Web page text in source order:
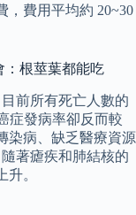
，費用平均約 20~30
：根莖葉都能吃
前所有死亡人數的
症發病率卻反而較
染病、缺乏醫療資源
著瘧疾和肺結核的
。